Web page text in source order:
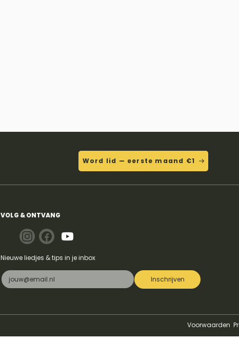
Word lid — eerste maand €1
VOLG & ONTVANG
Nieuwe liedjes & tips in je inbox
Inschrijven
Voorwaarden